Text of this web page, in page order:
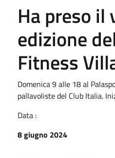
Ha preso il
edizione
Fitness
Domenica 9 alle 18 al
pallavoliste del Club Italia.
Data :
8 giugno 2024